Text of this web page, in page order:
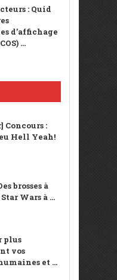
: Quid
d’affichage
...
Concours :
Hell Yeah!
brosses à
Wars à ...
plus
vos
et ...